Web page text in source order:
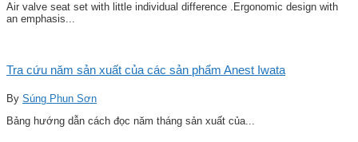
Air valve seat set with little individual difference .Ergonomic design with
an emphasis...
Tra cứu năm sản xuất của các sản phẩm Anest Iwata
By Súng Phun Sơn
Bảng hướng dẫn cách đọc năm tháng sản xuất của...